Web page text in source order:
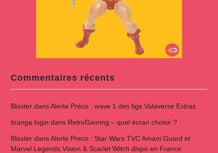
Commentaires récents
BlasterdansAlerte Préco : wave 1 des figs Valaverse Extras
tiranga login dans RetroGaming – quel écran choisir ?
BlasterdansAlerte Preco : Star Wars TVC Amani Guard et
Marvel Legends Vision & Scarlet Witch dispo en France